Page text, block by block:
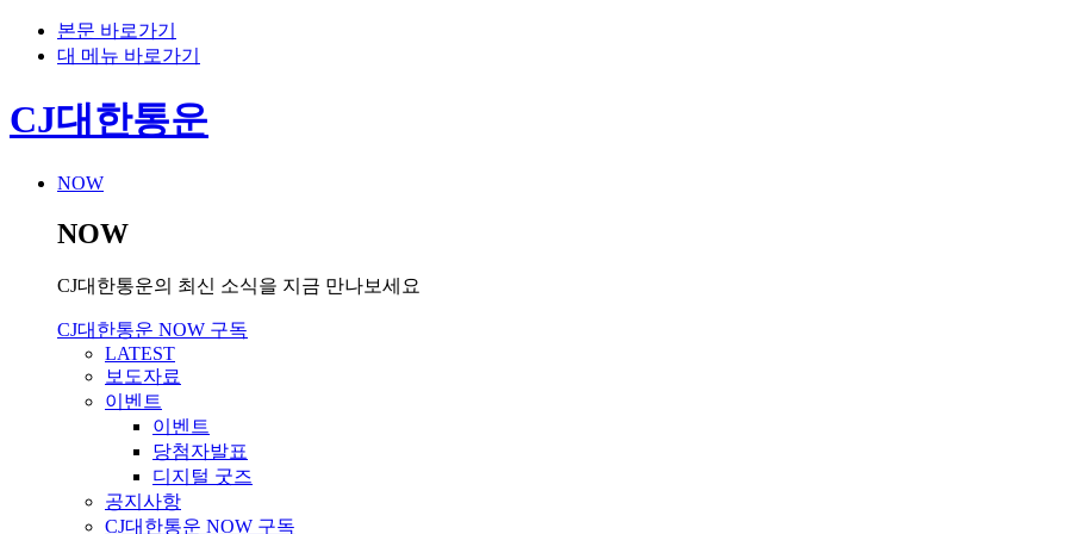
본문 바로가기
대 메뉴 바로가기
CJ대한통운
NOW
NOW
CJ대한통운의 최신 소식을 지금 만나보세요
CJ대한통운 NOW 구독
LATEST
보도자료
이벤트
이벤트
당첨자발표
디지털 굿즈
공지사항
CJ대한통운 NOW 구독